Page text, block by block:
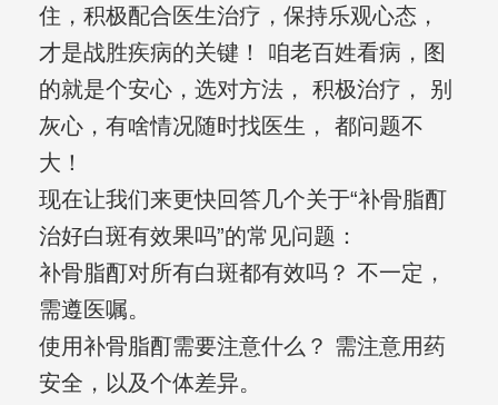
住，积极配合医生治疗，保持乐观心态，
才是战胜疾病的关键！ 咱老百姓看病，图
的就是个安心，选对方法， 积极治疗， 别
灰心，有啥情况随时找医生， 都问题不
大！
现在让我们来更快回答几个关于“补骨脂酊
治好白斑有效果吗”的常见问题：
补骨脂酊对所有白斑都有效吗？ 不一定，
需遵医嘱。
使用补骨脂酊需要注意什么？ 需注意用药
安全，以及个体差异。